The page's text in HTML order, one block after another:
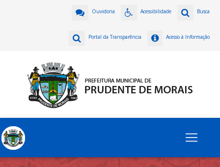
Busca
Acessibilidade
Ouvidoria
Acesso à Informação
Portal da Transparência